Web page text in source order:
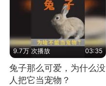
9.7万 次播放 03:35
兔子那么可爱，为什么没
人把它当宠物？